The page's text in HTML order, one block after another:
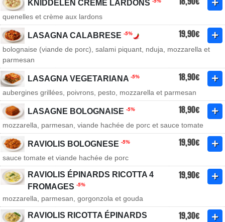
KNIDDELEN CRÈME LARDONS
quenelles et crème aux lardons
LASAGNA CALABRESE -5% 19,90€
bolognaise (viande de porc), salami piquant, nduja, mozzarella et
parmesan
LASAGNA VEGETARIANA -5% 18,90€
​aubergines grillées, poivrons, pesto, mozzarella et parmesan
LASAGNE BOLOGNAISE -5% 18,90€
mozzarella, parmesan, viande hachée de porc et sauce tomate
RAVIOLIS BOLOGNESE -5% 19,90€
sauce tomate et viande hachée de porc
RAVIOLIS ÉPINARDS RICOTTA 4
FROMAGES -5%
19,90€
mozzarella, parmesan, gorgonzola et gouda
RAVIOLIS RICOTTA ÉPINARDS
19,30€